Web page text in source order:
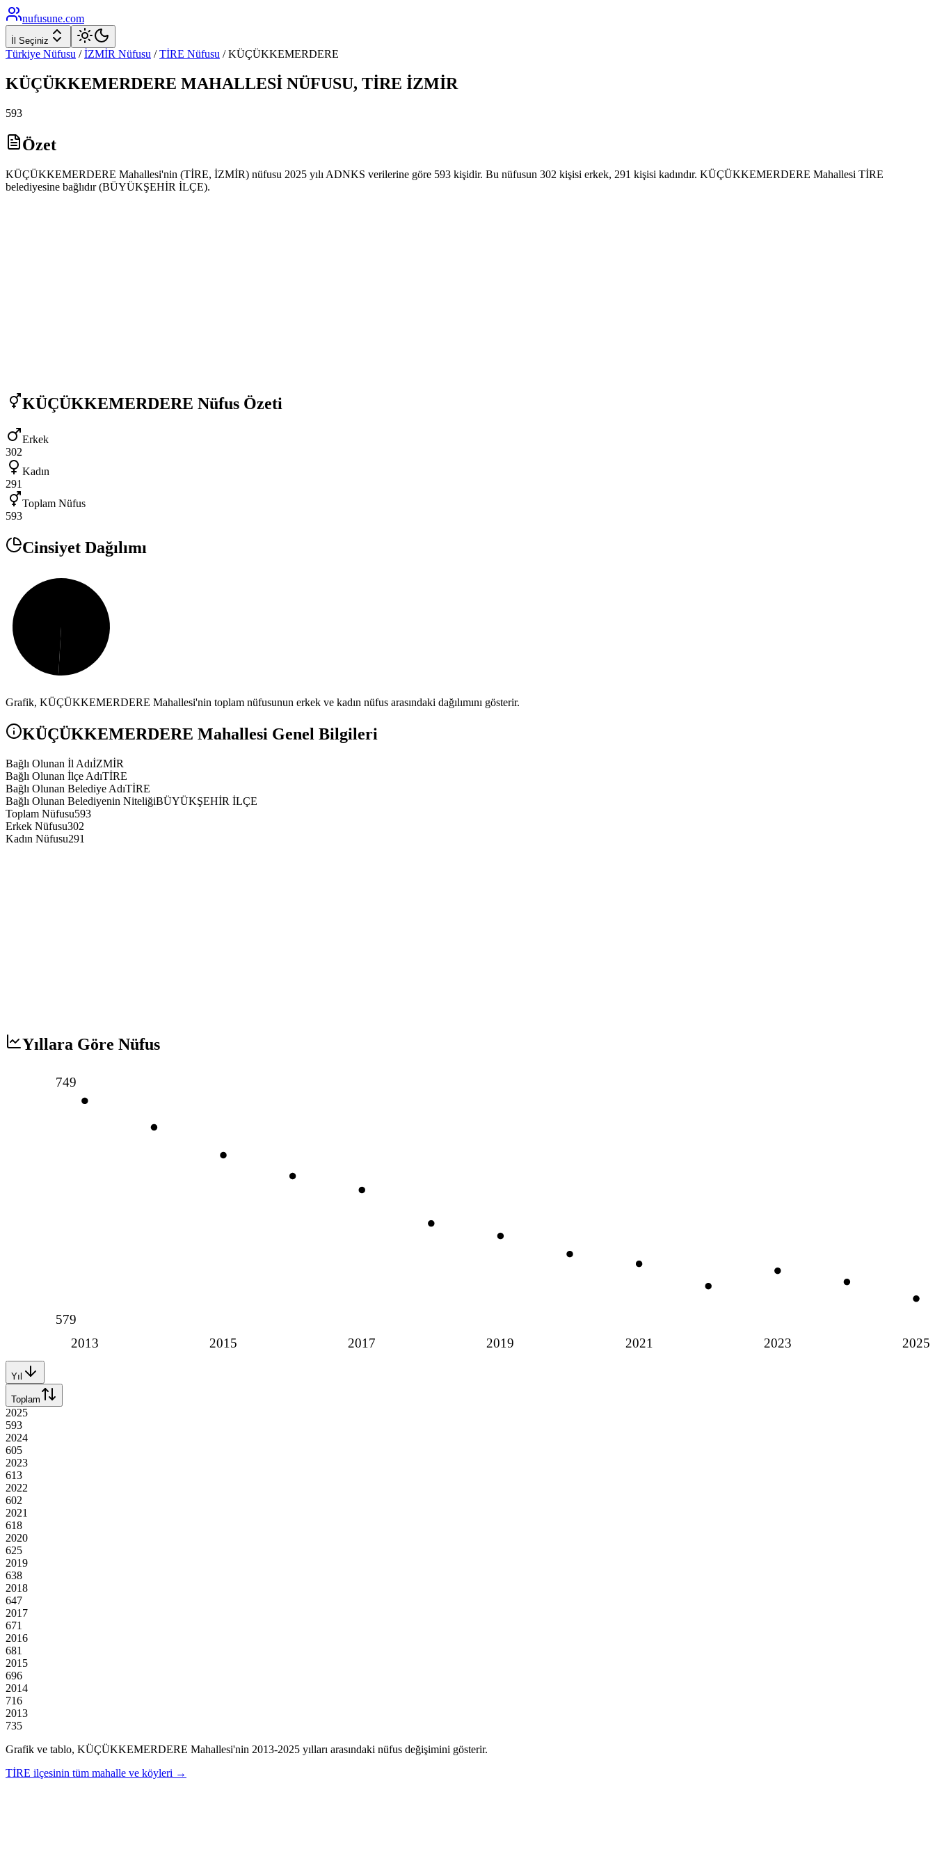
nufusune.com
İl Seçiniz
Türkiye Nüfusu / İZMİR Nüfusu / TİRE Nüfusu /KÜÇÜKKEMERDERE
KÜÇÜKKEMERDERE MAHALLESİ NÜFUSU, TİRE İZMİR
593
Özet
KÜÇÜKKEMERDERE Mahallesi'nin (TİRE, İZMİR) nüfusu 2025 yılı ADNKS verilerine göre 593 kişidir. Bu nüfusun 302 kişisi erkek, 291 kişisi kadındır. KÜÇÜKKEMERDERE Mahallesi TİRE
belediyesine bağlıdır (BÜYÜKŞEHİR İLÇE).
KÜÇÜKKEMERDERE Nüfus Özeti
Erkek
302
Kadın
291
Toplam Nüfus
593
Cinsiyet Dağılımı
Grafik, KÜÇÜKKEMERDERE Mahallesi'nin toplam nüfusunun erkek ve kadın nüfus arasındaki dağılımını gösterir.
KÜÇÜKKEMERDERE Mahallesi Genel Bilgileri
Bağlı Olunan İl AdıİZMİR
Bağlı Olunan İlçe AdıTİRE
Bağlı Olunan Belediye AdıTİRE
Bağlı Olunan Belediyenin NiteliğiBÜYÜKŞEHİR İLÇE
Toplam Nüfusu593
Erkek Nüfusu302
Kadın Nüfusu291
Yıllara Göre Nüfus
2013 2015 2017 2019 2021 2023 2025
749
579
Yıl
Toplam
2025
593
2024
605
2023
613
2022
602
2021
618
2020
625
2019
638
2018
647
2017
671
2016
681
2015
696
2014
716
2013
735
Grafik ve tablo, KÜÇÜKKEMERDERE Mahallesi'nin 2013-2025 yılları arasındaki nüfus değişimini gösterir.
TİRE ilçesinin tüm mahalle ve köyleri →